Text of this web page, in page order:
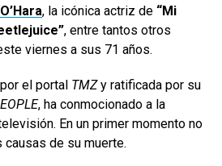
, la icónica actriz de “Mi
, entre tantos otros
viernes a sus 71 años.
el portal TMZy ratificada por su
, ha conmocionado a la
En un primer momento no
de su muerte.